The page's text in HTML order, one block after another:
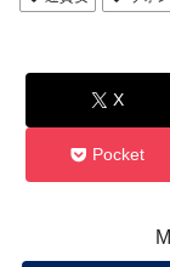
X
Pocket